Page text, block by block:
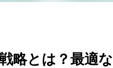
略とは？最適